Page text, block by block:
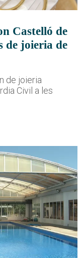
Castelló de
de joieria de
de joieria
Civil a les